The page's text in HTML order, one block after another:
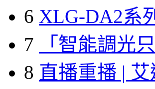
6 XLG-DA2系
7
「智能調光
8 直播重播 |